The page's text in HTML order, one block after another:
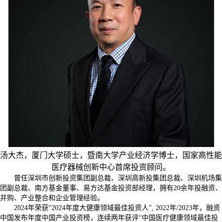
汤大杰，厦门大学硕士，暨南大学产业经济学博士，国家高性能
医疗器械创新中心首席投资顾问。
曾任深圳市创新投资集团副总裁、深圳高新投集团总裁、深圳机场集
团副总裁、南方基金董事、易方达基金投资部经理，拥有20余年投融资、
并购、产业整合和企业管理经验。
2024年荣获“2024年度大健康领域最佳投资人”, 2022年/2023年，融资
中国发布年度中国产业投资榜，连续两年获评“中国医疗健康领域最佳投